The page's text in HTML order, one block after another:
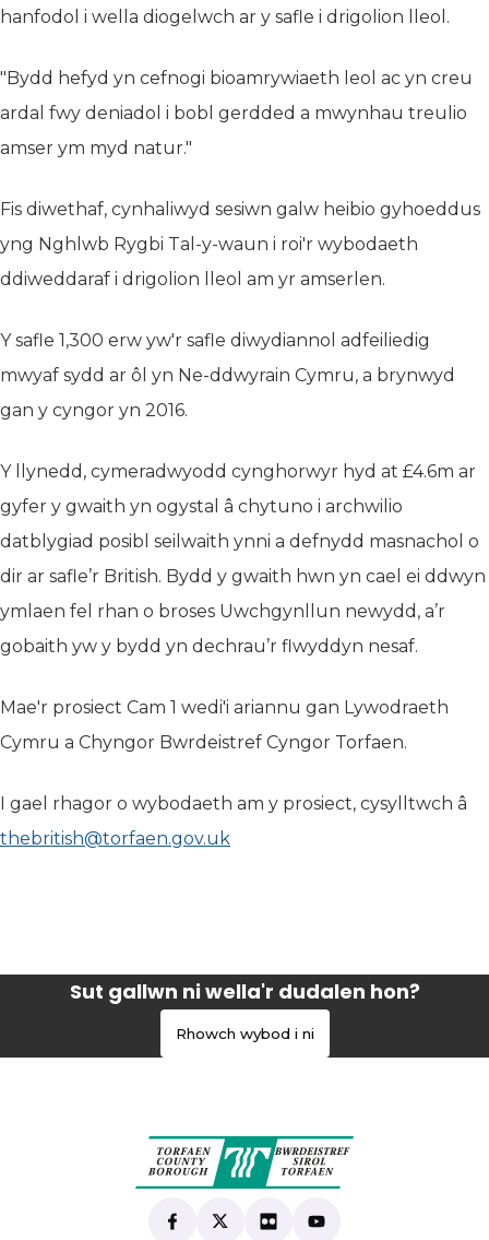
hanfodol i wella diogelwch ar y safle i drigolion lleol.
"Bydd hefyd yn cefnogi bioamrywiaeth leol ac yn creu
ardal fwy deniadol i bobl gerdded a mwynhau treulio
amser ym myd natur."
Fis diwethaf, cynhaliwyd sesiwn galw heibio gyhoeddus
yng Nghlwb Rygbi Tal-y-waun i roi'r wybodaeth
ddiweddaraf i drigolion lleol am yr amserlen.
Y safle 1,300 erw yw'r safle diwydiannol adfeiliedig
mwyaf sydd ar ôl yn Ne-ddwyrain Cymru, a brynwyd
gan y cyngor yn 2016.
Y llynedd, cymeradwyodd cynghorwyr hyd at £4.6m ar
gyfer y gwaith yn ogystal â chytuno i archwilio
datblygiad posibl seilwaith ynni a defnydd masnachol o
dir ar safle’r British. Bydd y gwaith hwn yn cael ei ddwyn
ymlaen fel rhan o broses Uwchgynllun newydd, a’r
gobaith yw y bydd yn dechrau’r flwyddyn nesaf.
Mae'r prosiect Cam 1 wedi'i ariannu gan Lywodraeth
Cymru a Chyngor Bwrdeistref Cyngor Torfaen.
I gael rhagor o wybodaeth am y prosiect, cysylltwch â
thebritish@torfaen.gov.uk
Sut gallwn ni wella'r dudalen hon?
Rhowch wybod i ni
Find us on Facebook
(yn agor mewn tab newydd)
Follow us on X
(yn agor mewn tab newydd)
View our Flickr
(yn agor mewn tab
Subscribe to our
(yn agor mewn tab